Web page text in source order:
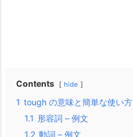
Contents hide
1 tough の意味と簡単な使い方
1.1 形容詞 – 例文
1.2 動詞 – 例文